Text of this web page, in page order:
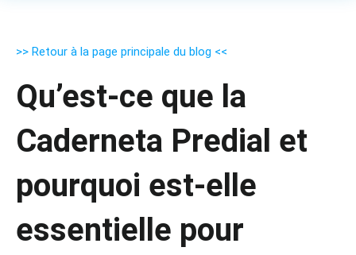
>> Retour à la page principale du blog <<
Qu’est-ce que la
Caderneta Predial et
pourquoi est-elle
essentielle pour